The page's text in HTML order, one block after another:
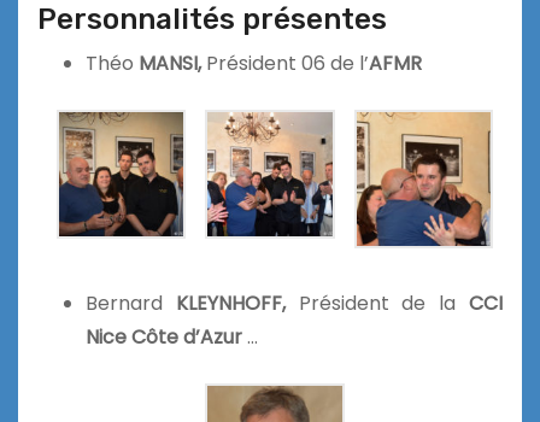
Personnalités présentes
Théo MANSI,Président 06 de l’AFMR
Bernard KLEYNHOFF,Président de laCCI
Nice Côte d’Azur…